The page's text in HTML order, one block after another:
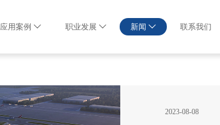
应用案例 职业发展 新闻 联系我们
2023-08-08